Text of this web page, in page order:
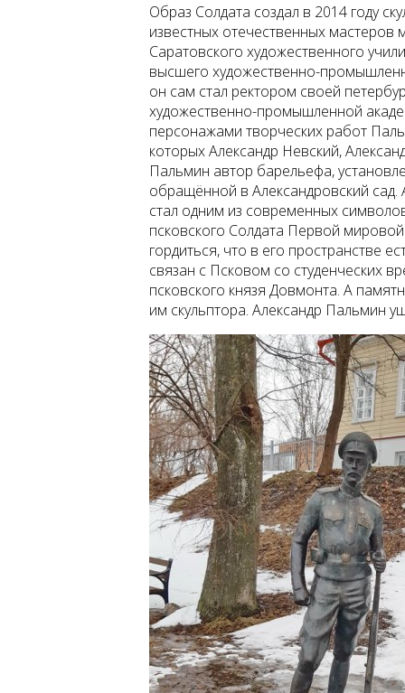
Образ Солдата создал в 2014 году
известных отечественных мастеров
Саратовского художественного
высшего художественно-
он сам стал ректором своей
художественно-промышленной
персонажами творческих работ
которых Александр Невский,
Пальмин автор барельефа,
обращённой в Александровский
стал одним из современных
псковского Солдата Первой
гордиться, что в его пространстве
связан с Псковом со студенческих
псковского князя Довмонта. А
им скульптора. Александр Пальмин